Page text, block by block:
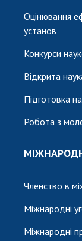
Оцінювання
установ
Конкурси
Відкрита
Підготовка
Робота з
Членство в
Міжнародні
Міжнародні